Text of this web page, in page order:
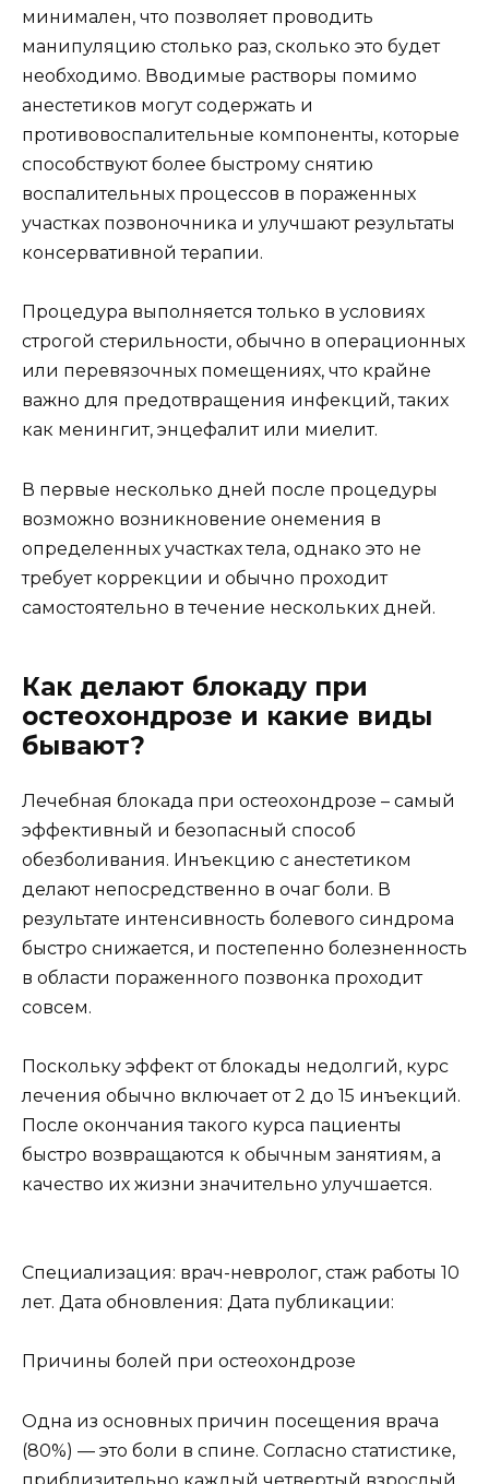
минимален, что позволяет проводить
манипуляцию столько раз, сколько это будет
необходимо. Вводимые растворы помимо
анестетиков могут содержать и
противовоспалительные компоненты, которые
способствуют более быстрому снятию
воспалительных процессов в пораженных
участках позвоночника и улучшают результаты
консервативной терапии.
Процедура выполняется только в условиях
строгой стерильности, обычно в операционных
или перевязочных помещениях, что крайне
важно для предотвращения инфекций, таких
как менингит, энцефалит или миелит.
В первые несколько дней после процедуры
возможно возникновение онемения в
определенных участках тела, однако это не
требует коррекции и обычно проходит
самостоятельно в течение нескольких дней.
Как делают блокаду при
остеохондрозе и какие виды
бывают?
Лечебная блокада при остеохондрозе – самый
эффективный и безопасный способ
обезболивания. Инъекцию с анестетиком
делают непосредственно в очаг боли. В
результате интенсивность болевого синдрома
быстро снижается, и постепенно болезненность
в области пораженного позвонка проходит
совсем.
Поскольку эффект от блокады недолгий, курс
лечения обычно включает от 2 до 15 инъекций.
После окончания такого курса пациенты
быстро возвращаются к обычным занятиям, а
качество их жизни значительно улучшается.
Специализация: врач-невролог, стаж работы 10
лет. Дата обновления: Дата публикации:
Причины болей при остеохондрозе
Одна из основных причин посещения врача
(80%) — это боли в спине. Согласно статистике,
приблизительно каждый четвертый взрослый